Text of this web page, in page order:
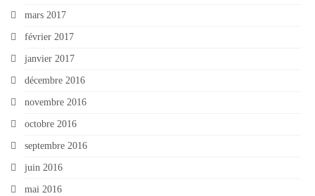
mars 2017
février 2017
janvier 2017
décembre 2016
novembre 2016
octobre 2016
septembre 2016
juin 2016
mai 2016